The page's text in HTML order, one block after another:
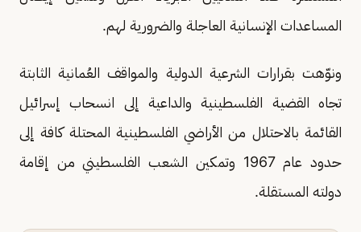
المساعدات الإنسانية العاجلة والضرورية لهم.
ونوّهت بقرارات الشرعية الدولية والمواقف العُمانية الثابتة
تجاه القضية الفلسطينية والداعية إلى انسحاب إسرائيل
القائمة بالاحتلال من الأراضي الفلسطينية المحتلة كافة إلى
حدود عام 1967 وتمكين الشعب الفلسطيني من إقامة
دولته المستقلة.